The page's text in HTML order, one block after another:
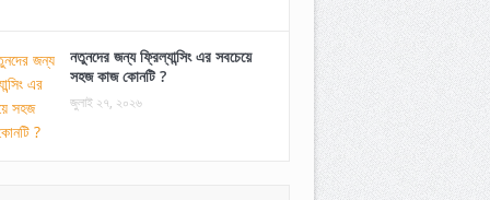
নতুনদের জন্য ফ্রিল্যান্সিং এর সবচেয়ে
সহজ কাজ কোনটি ?
জুলাই ২৭, ২০২৬